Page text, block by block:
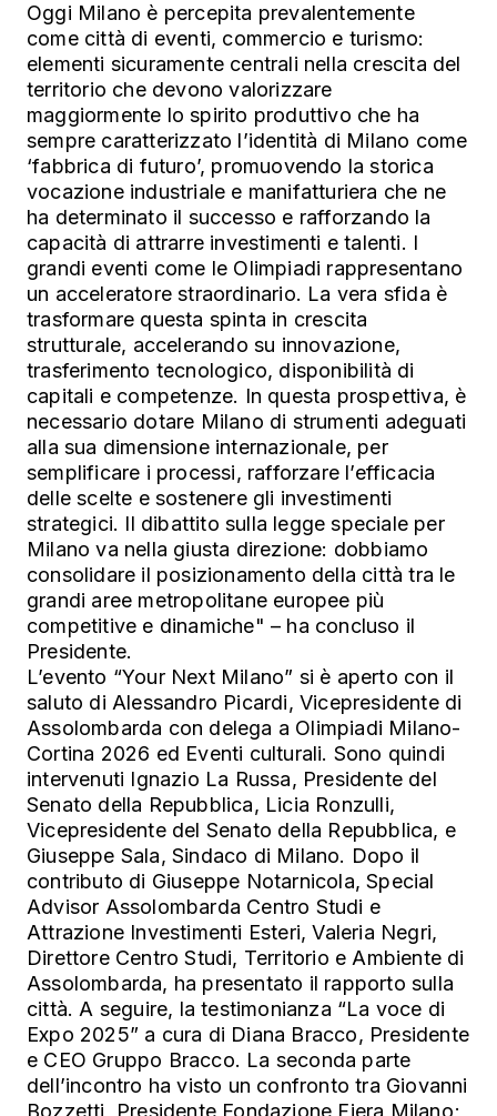
Oggi Milano è percepita prevalentemente
come città di eventi, commercio e turismo:
elementi sicuramente centrali nella crescita del
territorio che devono valorizzare
maggiormente lo spirito produttivo che ha
sempre caratterizzato l’identità di Milano come
‘fabbrica di futuro’, promuovendo la storica
vocazione industriale e manifatturiera che ne
ha determinato il successo e rafforzando la
capacità di attrarre investimenti e talenti. I
grandi eventi come le Olimpiadi rappresentano
un acceleratore straordinario. La vera sfida è
trasformare questa spinta in crescita
strutturale, accelerando su innovazione,
trasferimento tecnologico, disponibilità di
capitali e competenze. In questa prospettiva, è
necessario dotare Milano di strumenti adeguati
alla sua dimensione internazionale, per
semplificare i processi, rafforzare l’efficacia
delle scelte e sostenere gli investimenti
strategici. Il dibattito sulla legge speciale per
Milano va nella giusta direzione: dobbiamo
consolidare il posizionamento della città tra le
grandi aree metropolitane europee più
competitive e dinamiche" – ha concluso il
Presidente.
L’evento “Your Next Milano” si è aperto con il
saluto di Alessandro Picardi, Vicepresidente di
Assolombarda con delega a Olimpiadi Milano-
Cortina 2026 ed Eventi culturali. Sono quindi
intervenuti Ignazio La Russa, Presidente del
Senato della Repubblica, Licia Ronzulli,
Vicepresidente del Senato della Repubblica, e
Giuseppe Sala, Sindaco di Milano. Dopo il
contributo di Giuseppe Notarnicola, Special
Advisor Assolombarda Centro Studi e
Attrazione Investimenti Esteri, Valeria Negri,
Direttore Centro Studi, Territorio e Ambiente di
Assolombarda, ha presentato il rapporto sulla
città. A seguire, la testimonianza “La voce di
Expo 2025” a cura di Diana Bracco, Presidente
e CEO Gruppo Bracco. La seconda parte
dell’incontro ha visto un confronto tra Giovanni
Bozzetti, Presidente Fondazione Fiera Milano;